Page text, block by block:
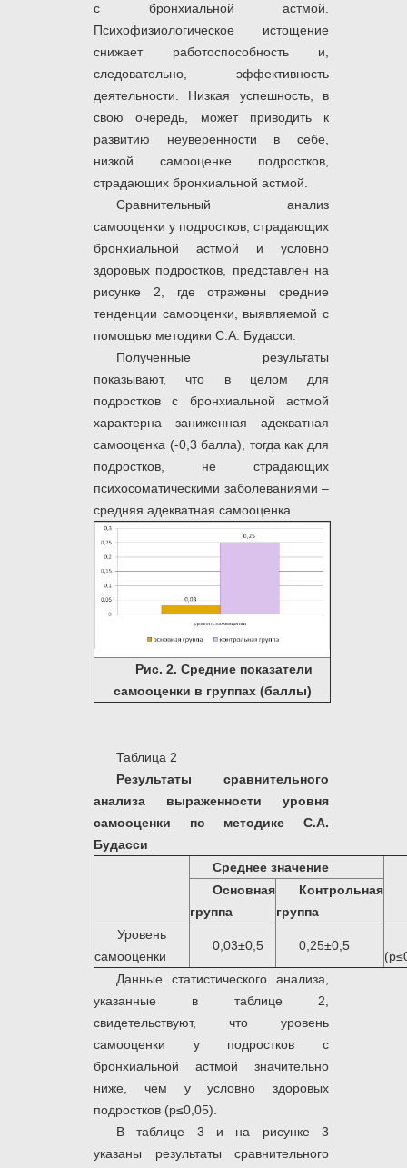
с бронхиальной астмой.
Психофизиологическое истощение
снижает работоспособность и,
следовательно, эффективность
деятельности. Низкая успешность, в
свою очередь, может приводить к
развитию неуверенности в себе,
низкой самооценке подростков,
страдающих бронхиальной астмой.
Сравнительный анализ
самооценки у подростков, страдающих
бронхиальной астмой и условно
здоровых подростков, представлен на
рисунке 2, где отражены средние
тенденции самооценки, выявляемой с
помощью методики С.А. Будасси.
Полученные результаты
показывают, что в целом для
подростков с бронхиальной астмой
характерна заниженная адекватная
самооценка (-0,3 балла), тогда как для
подростков, не страдающих
психосоматическими заболеваниями –
средняя адекватная самооценка.
Рис. 2. Средние показатели
самооценки в группах (баллы)
Таблица 2
Результаты сравнительного
анализа выраженности уровня
самооценки по методике С.А.
Будасси
Среднее значение
Основная
группа
Контрольная
группа
Уровень
самооценки
0,03±0,5 0,25±0,5
Данные статистического анализа,
указанные в таблице 2,
свидетельствуют, что уровень
самооценки у подростков с
бронхиальной астмой значительно
ниже, чем у условно здоровых
подростков (р≤0,05).
В таблице 3 и на рисунке 3
указаны результаты сравнительного